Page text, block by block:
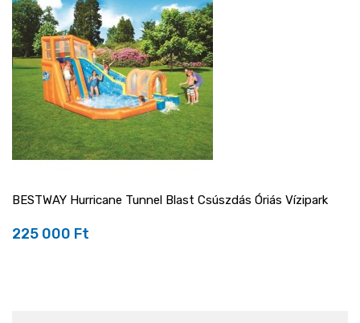
BESTWAY Hurricane Tunnel Blast Csúszdás Óriás Vízipark
Ár
225 000 Ft